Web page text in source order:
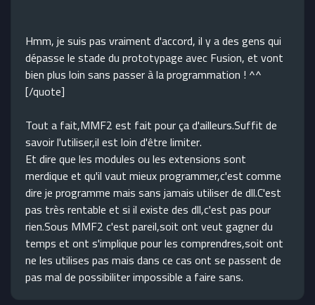
Hmm, je suis pas vraiment d'accord, il y a des gens qui
dépasse le stade du prototypage avec Fusion, et vont
bien plus loin sans passer à la programmation ! ^^
[/quote]
Tout a fait,MMF2 est fait pour ça d'ailleurs.Suffit de
savoir l'utiliser,il est loin d'être limiter.
Et dire que les modules ou les extensions sont
merdique et qu'il vaut mieux programmer,c'est comme
dire je programme mais sans jamais utiliser de dll.C'est
pas très rentable et si il existe des dll,c'est pas pour
rien.Sous MMF2 c'est pareil,soit ont veut gagner du
temps et ont s'implique pour les comprendres,soit ont
ne les utilises pas mais dans ce cas ont se passent de
pas mal de possibiliter impossible a faire sans.